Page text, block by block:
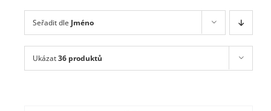
Seřadit dle Jméno
Ukázat36 produktů